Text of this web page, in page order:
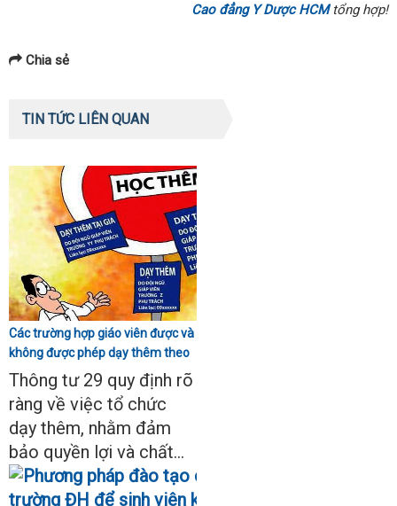
Cao đẳng Y Dược HCMtổng hợp!
Chia sẻ
TIN TỨC LIÊN QUAN
Các trường hợp giáo viên được và
không được phép dạy thêm theo
Thông tư 29
Thông tư 29 quy định rõ
ràng về việc tổ chức
dạy thêm, nhằm đảm
bảo quyền lợi và chất...